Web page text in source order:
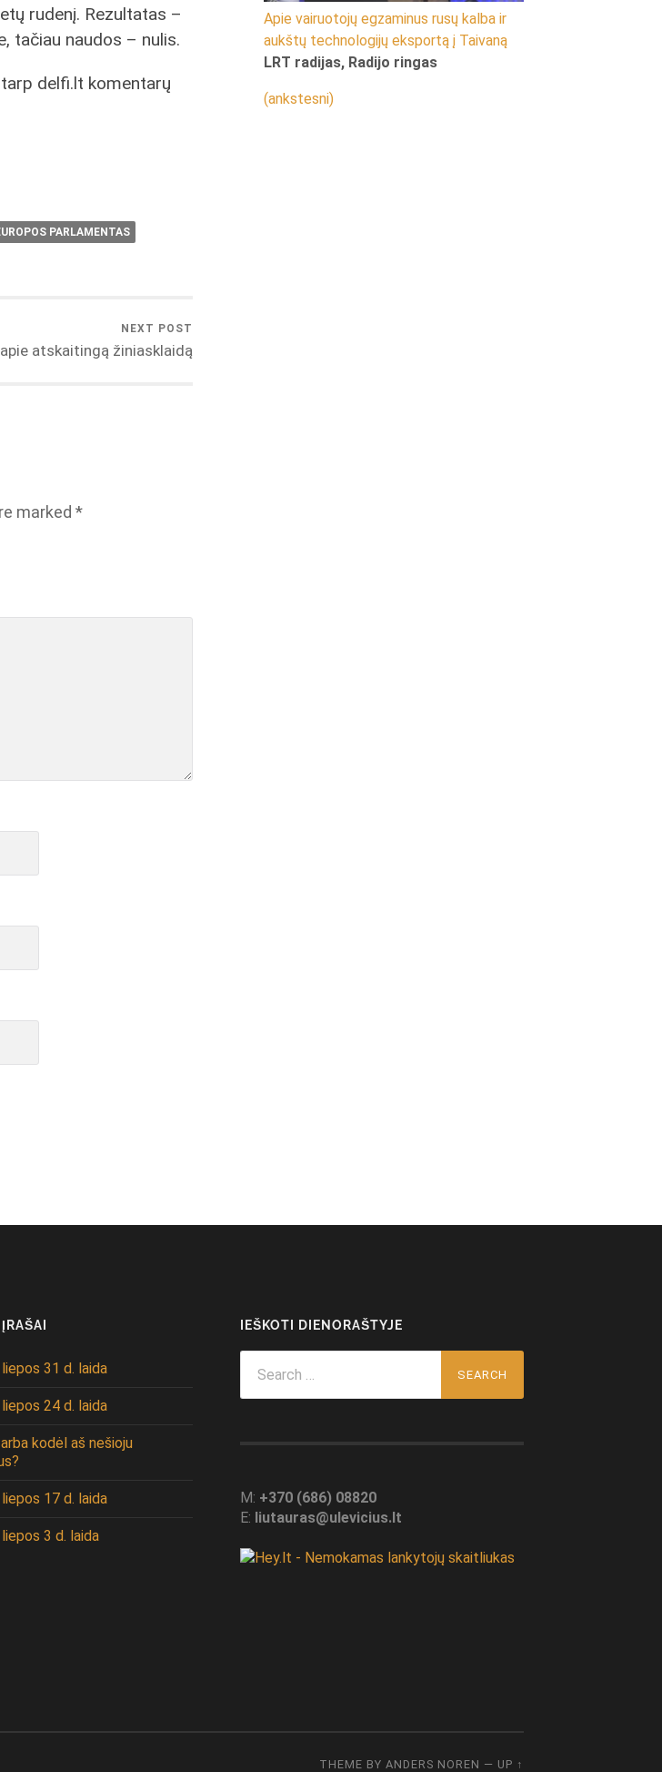
rudenį. Rezultatas –
tačiau naudos – nulis.
delfi.lt komentarų
PARLAMENTAS
NEXT POST
atskaitingą žiniasklaidą
marked *
Apie vairuotojų egzaminus rusų kalba ir
aukštų technologijų eksportą į Taivaną
LRT radijas, Radijo ringas
(ankstesni)
liepos 31 d. laida
liepos 24 d. laida
kodėl aš nešioju
liepos 17 d. laida
liepos 3 d. laida
IEŠKOTI DIENORAŠTYJE
for:
M: +370 (686) 08820
E: liutauras@ulevicius.lt
THEME BY ANDERS NOREN — UP ↑